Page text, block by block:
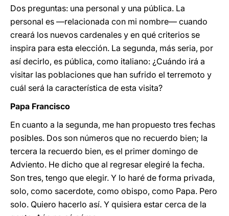
Dos preguntas: una personal y una pública. La
personal es ―relacionada con mi nombre― cuando
creará los nuevos cardenales y en qué criterios se
inspira para esta elección. La segunda, más seria, por
así decirlo, es pública, como italiano: ¿Cuándo irá a
visitar las poblaciones que han sufrido el terremoto y
cuál será la característica de esta visita?
Papa Francisco
En cuanto a la segunda, me han propuesto tres fechas
posibles. Dos son números que no recuerdo bien; la
tercera la recuerdo bien, es el primer domingo de
Adviento. He dicho que al regresar elegiré la fecha.
Son tres, tengo que elegir. Y lo haré de forma privada,
solo, como sacerdote, como obispo, como Papa. Pero
solo. Quiero hacerlo así. Y quisiera estar cerca de la